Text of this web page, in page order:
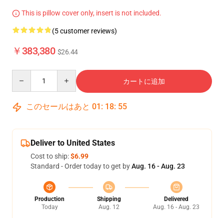
This is pillow cover only, insert is not included.
(5 customer reviews)
￥383,380 $26.44
カートに追加
このセールはあと 01 : 18: 54
Deliver to United States
Cost to ship:$6.99
Standard - Order today to get byAug. 16 - Aug. 23
Production
Today
Shipping
Aug. 12
Delivered
Aug. 16 - Aug. 23